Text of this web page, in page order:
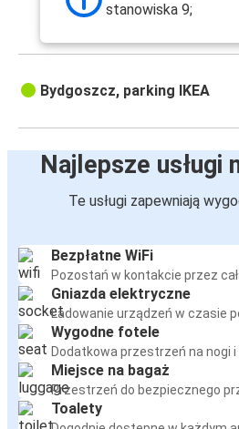
stanowiska 9;
Bydgoszcz, parking IKEA
Najlepsze usługi
Te usługi zapewniają
Bezpłatne WiFi
Pozostań w kontakcie przez
Gniazda elektryczne
Ładowanie urządzeń w czasie
Wygodne fotele
Dodatkowa przestrzeń na nogi
Miejsce na bagaż
Przestrzeń do bezpiecznego
Toalety